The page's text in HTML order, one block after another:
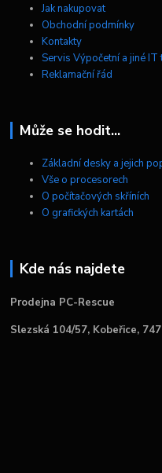
Jak nakupovat
Obchodní podmínky
Kontakty
Servis Výpočetní a jiné IT
Reklamační řád
Může se hodit...
Základní desky a jejich
Vše o procesorech
O počítačových skříních
O grafických kartách
Kde nás najdete
Prodejna PC-Rescue
Slezská 104/57, Kobeřice,